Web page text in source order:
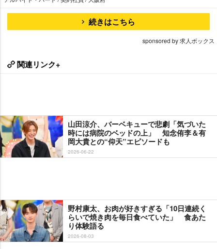
続きはこちら
sponsored by 求人ボックス
関連リンク+
山田涼介、バーベキューで悲劇「気づいた
時には病院のベッドの上」 知念侑李＆有
岡大貴との“仰天”エピソードも
2026-06-22
野村康太、お肉が好きすぎる「10日連続く
らいで焼き肉を毎日食べていた」 食あた
り体験語る
2026-08-03